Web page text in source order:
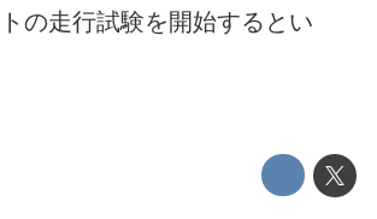
ックボード
の走行試験を開始するとい